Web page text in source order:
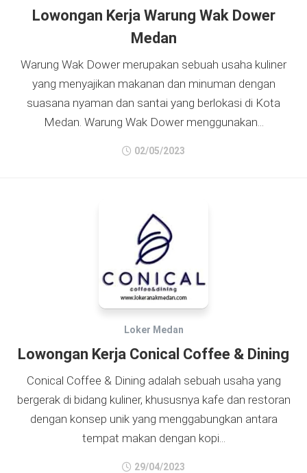
Lowongan Kerja Warung Wak Dower
Medan
Warung Wak Dower merupakan sebuah usaha kuliner
yang menyajikan makanan dan minuman dengan
suasana nyaman dan santai yang berlokasi di Kota
Medan. Warung Wak Dower menggunakan...
02/05/2023
Loker Medan
Lowongan Kerja Conical Coffee & Dining
Conical Coffee & Dining adalah sebuah usaha yang
bergerak di bidang kuliner, khususnya kafe dan restoran
dengan konsep unik yang menggabungkan antara
tempat makan dengan kopi...
29/04/2023